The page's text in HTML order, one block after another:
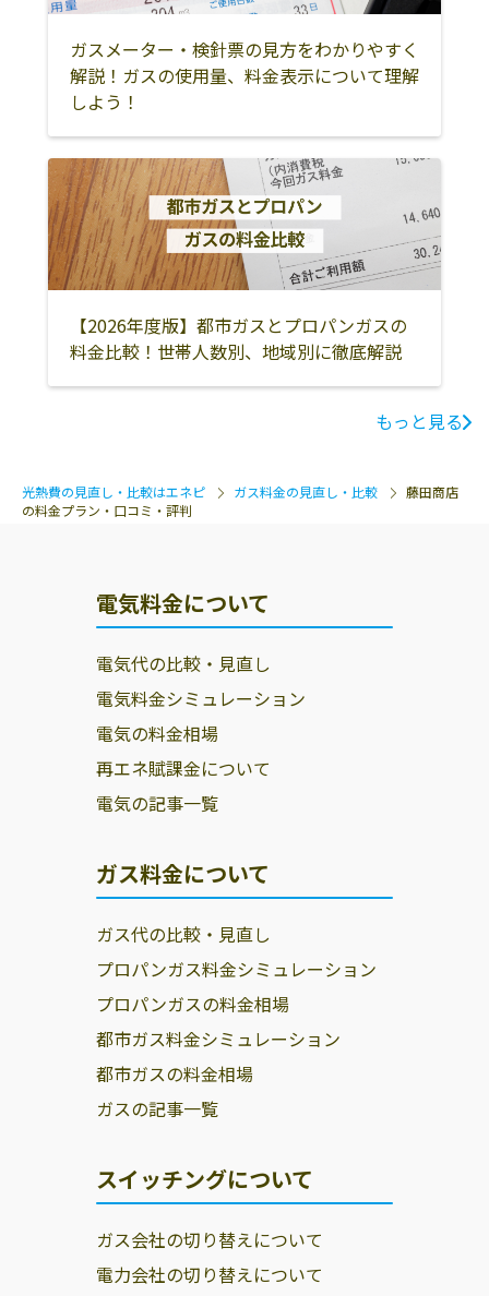
ガスメーター・検針票の見方をわかりやすく
解説！ガスの使用量、料金表示について理解
しよう！
【2026年度版】都市ガスとプロパンガスの
料金比較！世帯人数別、地域別に徹底解説
もっと見る
光熱費の見直し・比較はエネピ ガス料金の見直し・比較
藤田商店
の料金プラン・口コミ・評判
電気料金について
電気代の比較・見直し
電気料金シミュレーション
電気の料金相場
再エネ賦課金について
電気の記事一覧
ガス料金について
ガス代の比較・見直し
プロパンガス料金シミュレーション
プロパンガスの料金相場
都市ガス料金シミュレーション
都市ガスの料金相場
ガスの記事一覧
スイッチングについて
ガス会社の切り替えについて
電力会社の切り替えについて